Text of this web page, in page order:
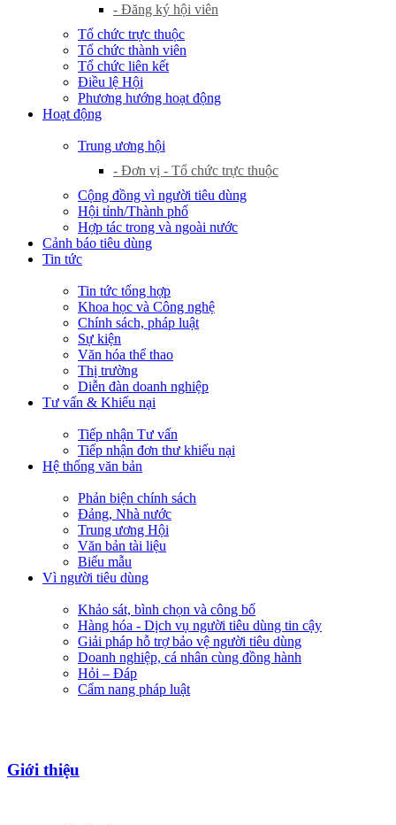
- Đăng ký hội viên
Tổ chức trực thuộc
Tổ chức thành viên
Tổ chức liên kết
Điều lệ Hội
Phương hướng hoạt động
Hoạt động
Trung ương hội
- Đơn vị - Tổ chức trực thuộc
Cộng đồng vì người tiêu dùng
Hội tỉnh/Thành phố
Hợp tác trong và ngoài nước
Cảnh báo tiêu dùng
Tin tức
Tin tức tổng hợp
Khoa học và Công nghệ
Chính sách, pháp luật
Sự kiện
Văn hóa thể thao
Thị trường
Diễn đàn doanh nghiệp
Tư vấn & Khiếu nại
Tiếp nhận Tư vấn
Tiếp nhận đơn thư khiếu nại
Hệ thống văn bản
Phản biện chính sách
Đảng, Nhà nước
Trung ương Hội
Văn bản tài liệu
Biểu mẫu
Vì người tiêu dùng
Khảo sát, bình chọn và công bố
Hàng hóa - Dịch vụ người tiêu dùng tin cậy
Giải pháp hỗ trợ bảo vệ người tiêu dùng
Doanh nghiệp, cá nhân cùng đồng hành
Hỏi – Đáp
Cẩm nang pháp luật
Giới thiệu